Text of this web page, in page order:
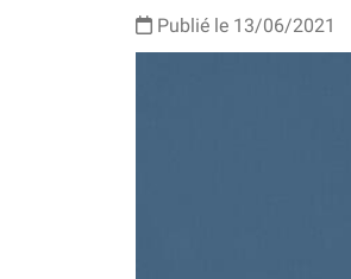
Publié le 13/06/2021